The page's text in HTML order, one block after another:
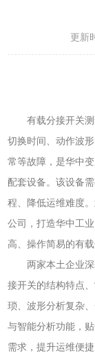
更新
有载分接开关
切换时间、动作波
常等故障，是华中
配套设备。该设备
程、降低运维难度
公司，打造华中工
高、操作简易的有
两家本土企业
接开关的结构特点
琐、波形分析复杂
与智能分析功能，
需求，提升运维便捷